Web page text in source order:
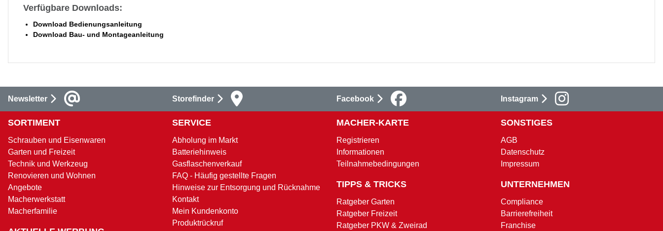
Verfügbare Downloads:
Download Bedienungsanleitung
Download Bau- und Montageanleitung
Newsletter Storefinder Facebook Instagram
SORTIMENT
Schrauben und Eisenwaren
Garten und Freizeit
Technik und Werkzeug
Renovieren und Wohnen
Angebote
Macherwerkstatt
Macherfamilie
SERVICE
Abholung im Markt
Batteriehinweis
Gasflaschenverkauf
FAQ - Häufig gestellte Fragen
Hinweise zur Entsorgung und Rücknahme
Kontakt
Mein Kundenkonto
Produktrückruf
MACHER-KARTE
Registrieren
Informationen
Teilnahmebedingungen
TIPPS & TRICKS
Ratgeber Garten
Ratgeber Freizeit
Ratgeber PKW & Zweirad
SONSTIGES
AGB
Datenschutz
Impressum
UNTERNEHMEN
Compliance
Barrierefreiheit
Franchise